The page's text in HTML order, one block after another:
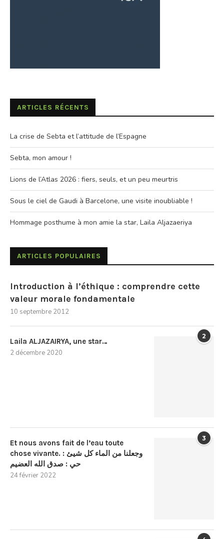
ARTICLES RÉCENTS
La crise de Sebta et l’attitude de l’Espagne
Sebta, mon amour !
Lions de l’Atlas 2026 : fiers, seuls, et un peu meurtris
Sous le ciel de Gaudi à Barcelone, une visite inoubliable !
Hommage posthume à mon amie la star, Laila Aljazaeriya
ARTICLES POPULAIRES
Introduction à l’éthique : comprendre cette
valeur morale fondamentale
10 septembre 2012
2
Laila ALJAZAIRYA, une star…
2 décembre 2020
3
Et nous avons fait de l’eau toute
chose vivante. : وجعلنا من الماء كل شيئ
حي : صدق الله العضيم
24 février 2022